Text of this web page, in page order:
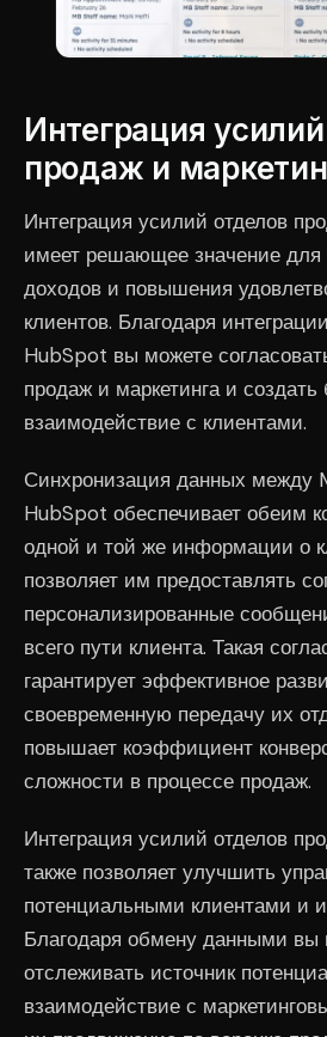
Интеграция
продаж и
Интеграция усилий отделов
имеет решающее значение для
доходов и повышения
клиентов. Благодаря
HubSpot вы можете
продаж и маркетинга и
взаимодействие с клиентами.
Синхронизация данных между
HubSpot обеспечивает обеим
одной и той же информации о
позволяет им предоставлять
персонализированные
всего пути клиента. Такая
гарантирует эффективное
своевременную передачу их
повышает коэффициент
сложности в процессе продаж.
Интеграция усилий отделов
также позволяет улучшить
потенциальными клиентами и
Благодаря обмену данными вы
отслеживать источник
взаимодействие с